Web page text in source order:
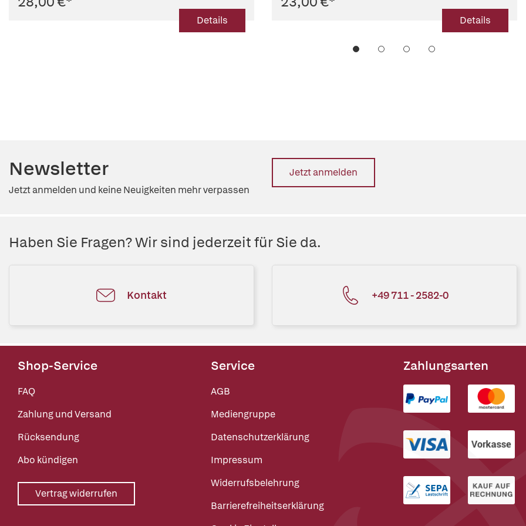
Details Details
Newsletter
Jetzt anmelden und keine Neuigkeiten mehr verpassen
Jetzt anmelden
Haben Sie Fragen? Wir sind jederzeit für Sie da.
Kontakt +49 711 - 2582-0
Shop-Service
FAQ
Zahlung und Versand
Rücksendung
Abo kündigen
Vertrag widerrufen
Service
AGB
Mediengruppe
Datenschutzerklärung
Impressum
Widerrufsbelehrung
Barrierefreiheitserklärung
Zahlungsarten